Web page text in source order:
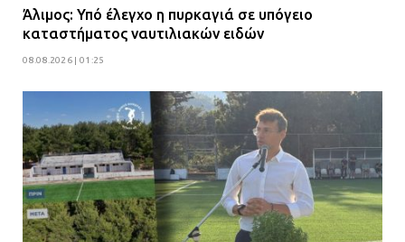
Άλιμος: Υπό έλεγχο η πυρκαγιά σε υπόγειο
καταστήματος ναυτιλιακών ειδών
08.08.2026 | 01:25